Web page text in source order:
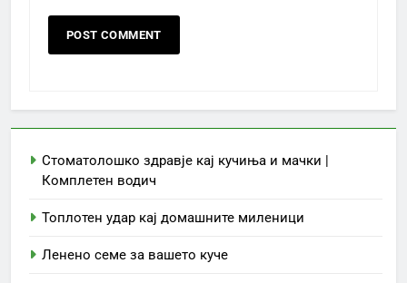
Стоматолошко здравје кај кучиња и мачки |
Комплетен водич
Топлотен удар кај домашните миленици
Ленено семе за вашето куче